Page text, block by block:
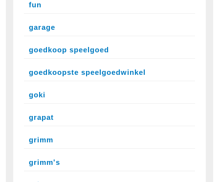
fun
garage
goedkoop speelgoed
goedkoopste speelgoedwinkel
goki
grapat
grimm
grimm's